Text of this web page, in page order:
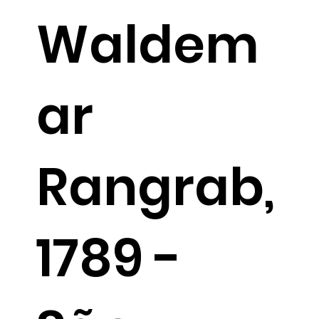
Waldem
ar
Rangrab,
1789 -